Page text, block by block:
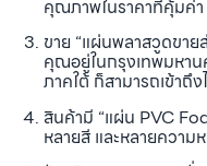
คุณภาพในราคาที่คุ้มค่า
ขาย “แผ่นพลาสวูดขา
คุณอยู่ในกรุงเทพมหาน
ภาคใต้ ก็สามารถเข้าถึง
สินค้ามี “แผ่น PVC
หลายสี และหลายความ